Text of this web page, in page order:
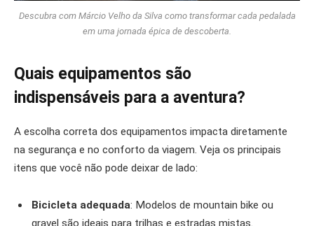
Descubra com Márcio Velho da Silva como transformar cada pedalada
em uma jornada épica de descoberta.
Quais equipamentos são
indispensáveis para a aventura?
A escolha correta dos equipamentos impacta diretamente
na segurança e no conforto da viagem. Veja os principais
itens que você não pode deixar de lado:
Bicicleta adequada: Modelos de mountain bike ou
gravel são ideais para trilhas e estradas mistas.